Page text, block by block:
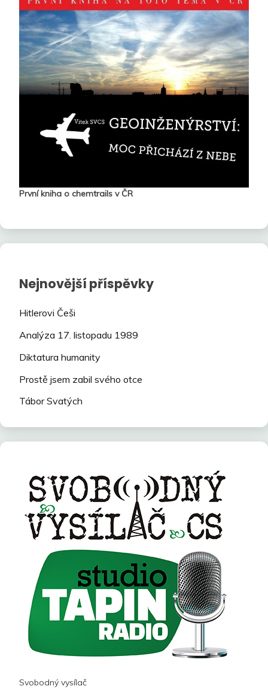
První kniha o chemtrails v ČR
Nejnovější příspěvky
Hitlerovi Češi
Analýza 17. listopadu 1989
Diktatura humanity
Prostě jsem zabil svého otce
Tábor Svatých
Svobodný vysílač